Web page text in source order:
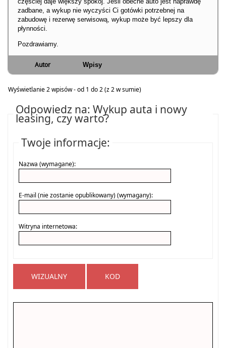
zadbane, a wykup nie wyczyści Ci gotówki potrzebnej na
zabudowę i rezerwę serwisową, wykup może być lepszy dla
płynności.
Pozdrawiamy.
Autor Wpisy
Wyświetlanie 2 wpisów - od 1 do 2 (z 2 w sumie)
Odpowiedz na: Wykup auta i nowy
leasing, czy warto?
Twoje informacje:
Nazwa (wymagane):
E-mail (nie zostanie opublikowany) (wymagany):
Witryna internetowa:
WIZUALNY KOD